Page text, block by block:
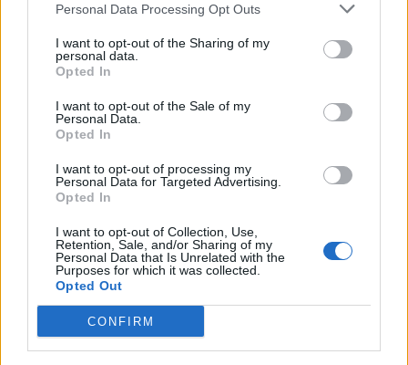
Personal Data Processing Opt Outs
I want to opt-out of the Sharing of my
personal data.
Opted In
I want to opt-out of the Sale of my
Personal Data.
Opted In
I want to opt-out of processing my
Personal Data for Targeted Advertising.
Opted In
I want to opt-out of Collection, Use,
Retention, Sale, and/or Sharing of my
Personal Data that Is Unrelated with the
Purposes for which it was collected.
Opted Out
CONFIRM
1 2 3
9 πράγματα που δεν πρέπει να
λέτε σε έναν επισκέπτη
27 Φεβρουαρίου 2026
Πάνω από 100 μωρά έχουν
γεννηθεί μέσω εξωσωματικής, με
την υποστήριξη της Be-Live
27 Φεβρουαρίου 2026